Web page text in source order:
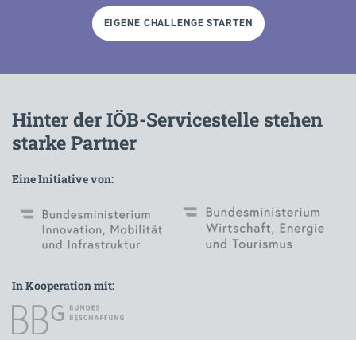
EIGENE CHALLENGE STARTEN
Hinter der IÖB-Servicestelle stehen
starke Partner
Eine Initiative von:
In Kooperation mit: